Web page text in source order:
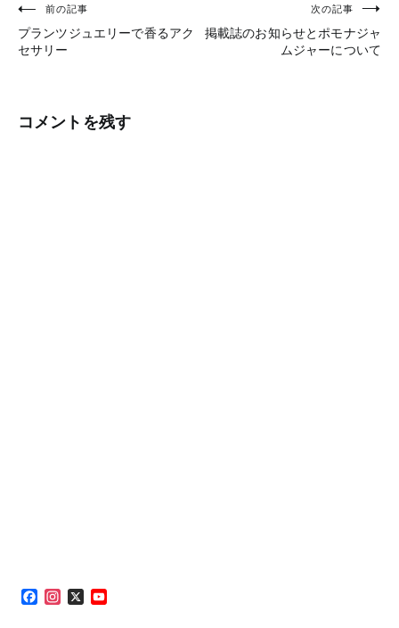
投
稿
ゲ
前の記事
プランツジュエリーで香るアク
セサリー
次の記事
掲載誌のお知らせとポモナジャ
ムジャーについて
コメントを残す
Facebook
Instagram
X